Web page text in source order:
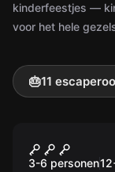
kinderfeestjes —
voor het hele
🎂11
Fintra
3-6 personen12